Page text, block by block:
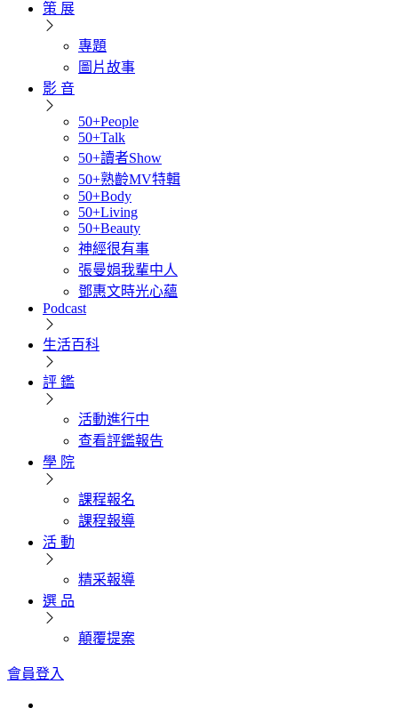
策 展
專題
圖片故事
影 音
50+People
50+Talk
50+讀者Show
50+熟齡MV特輯
50+Body
50+Living
50+Beauty
神經很有事
張曼娟我輩中人
鄧惠文時光心蘊
Podcast
生活百科
評 鑑
活動進行中
查看評鑑報告
學 院
課程報名
課程報導
活 動
精采報導
選 品
顛覆提案
會員登入